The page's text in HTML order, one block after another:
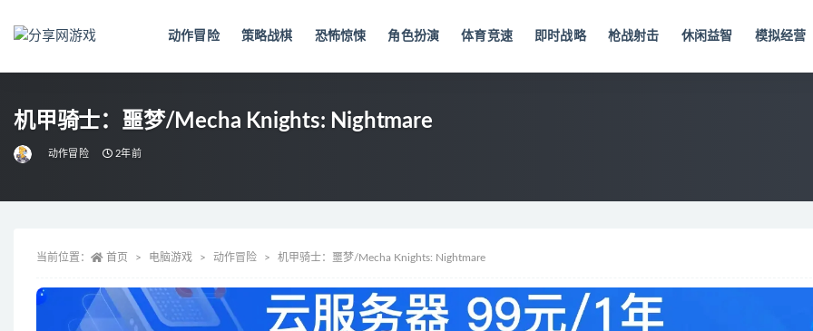
动作冒险 策略战棋 恐怖惊悚 角色扮演 体育竞速 即时战略 枪战射击 休闲益智 模拟经营
机甲骑士：噩梦/Mecha Knights: Nightmare
动作冒险 2年前
当前位置： 首页 电脑游戏 动作冒险 机甲骑士：噩梦/Mecha Knights: Nightmare